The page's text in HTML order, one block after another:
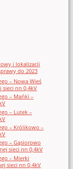
i lokalizacji
do 2023
– Nowa Wieś
sieci nn 0,4kV
– Mańki –
– Lutek –
– Królikowo –
– Gąsiorowo
sieci nn 0,4kV
– Mierki
sieci nn 0,4kV